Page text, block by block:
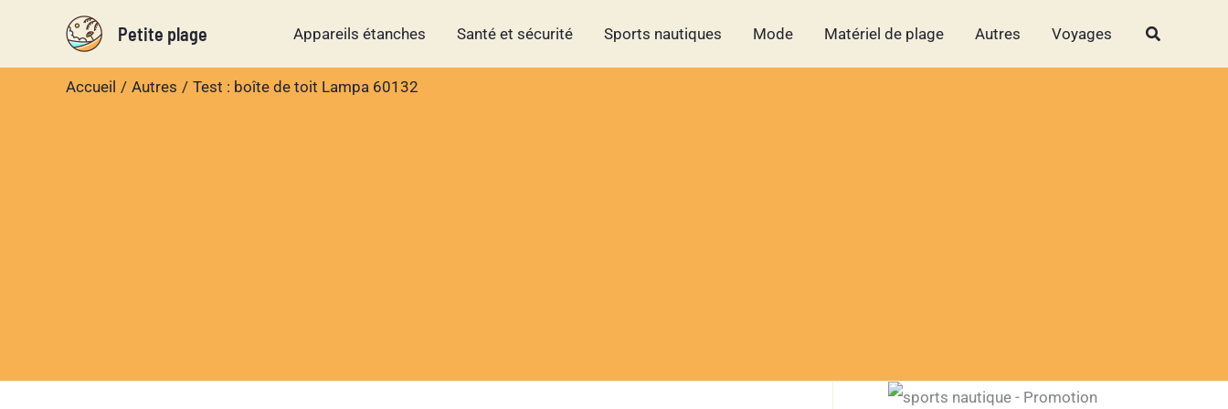
contenu
Petite plage Appareils étanches Santé et sécurité Sports nautiques Mode Matériel de plage Autres Voyages Rechercher
Accueil Autres Test : boîte de toit Lampa 60132